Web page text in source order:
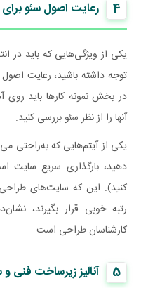
4 رعایت اصول سئو
یکی از ویژگی‌هایی که باید در
توجه داشته باشید، رعایت
در بخش نمونه کارها باید
آنها را از نظر سئو بررسی کنید.
یکی از آیتم‌هایی که به‌راحتی
دهید، بارگذاری سریع سایت
کنید). این که سایت‌های
رتبه خوبی قرار بگیرند،
کارشناسان طراحی است.
5 آنالیز زیرساخت